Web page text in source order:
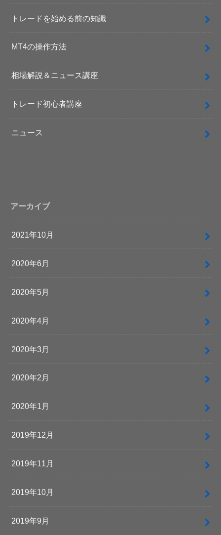
トレードを始める前の知識
MT4の操作方法
相場解説＆ニュース講座
トレード初心者講座
ニュース
アーカイブ
2021年10月
2020年6月
2020年5月
2020年4月
2020年3月
2020年2月
2020年1月
2019年12月
2019年11月
2019年10月
2019年9月